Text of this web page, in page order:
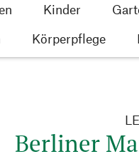
Kinder
Körperpflege
Berliner